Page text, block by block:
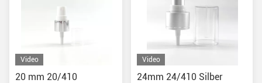
Video
20 mm 20/410
Video
24mm 24/410 Silber